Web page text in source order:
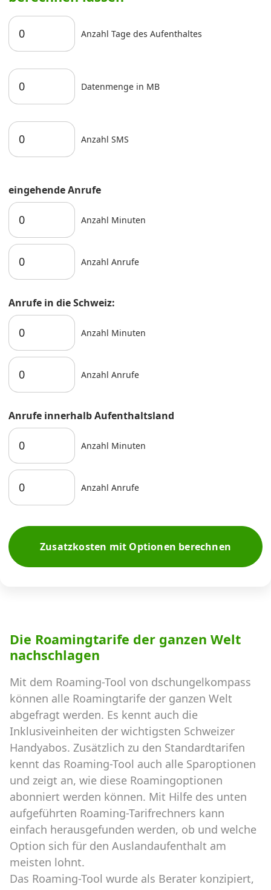
Anzahl Tage des Aufenthaltes
Datenmenge in MB
Anzahl SMS
eingehende Anrufe
Anzahl Minuten
Anzahl Anrufe
Anrufe in die Schweiz:
Anzahl Minuten
Anzahl Anrufe
Anrufe innerhalb Aufenthaltsland
Anzahl Minuten
Anzahl Anrufe
Zusatzkosten mit Optionen berechnen
Die Roamingtarife der ganzen Welt
nachschlagen
Mit dem Roaming-Tool von dschungelkompass
können alle Roamingtarife der ganzen Welt
abgefragt werden. Es kennt auch die
Inklusiveinheiten der wichtigsten Schweizer
Handyabos. Zusätzlich zu den Standardtarifen
kennt das Roaming-Tool auch alle Sparoptionen
und zeigt an, wie diese Roamingoptionen
abonniert werden können. Mit Hilfe des unten
aufgeführten Roaming-Tarifrechners kann
einfach herausgefunden werden, ob und welche
Option sich für den Auslandaufenthalt am
meisten lohnt.
Das Roaming-Tool wurde als Berater konzipiert,